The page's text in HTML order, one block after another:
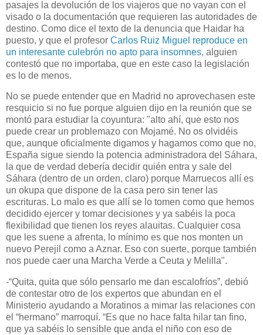
pasajes la devolución de los viajeros que no vayan con el
visado o la documentación que requieren las autoridades de
destino. Como dice el texto de la denuncia que Haidar ha
puesto, y que el profesor Carlos Ruiz Miguel reproduce en
un interesante culebrón no apto para insomnes, alguien
contestó que no importaba, que en este caso la legislación
es lo de menos.
No se puede entender que en Madrid no aprovechasen este
resquicio si no fue porque alguien dijo en la reunión que se
montó para estudiar la coyuntura: "alto ahí, que esto nos
puede crear un problemazo con Mojamé. No os olvidéis
que, aunque oficialmente digamos y hagamos como que no,
España sigue siendo la potencia administradora del Sáhara,
la que de verdad debería decidir quién entra y sale del
Sáhara (dentro de un orden, claro) porque Marruecos allí es
un okupa que dispone de la casa pero sin tener las
escrituras. Lo malo es que allí se lo tomen como que hemos
decidido ejercer y tomar decisiones y ya sabéis la poca
flexibilidad que tienen los reyes alauitas. Cualquier cosa
que les suene a afrenta, lo mínimo es que nos monten un
nuevo Perejil como a Aznar. Eso con suerte, porque también
nos puede caer una Marcha Verde a Ceuta y Melilla".
-“Quita, quita que sólo pensarlo me dan escalofríos”, debió
de contestar otro de los expertos que abundan en el
Ministerio ayudando a Moratinos a mimar las relaciones con
el “hermano” marroquí. “Es que no hace falta hilar tan fino,
que ya sabéis lo sensible que anda el niño con eso de